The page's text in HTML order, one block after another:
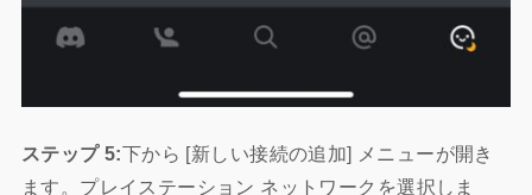
ステップ 5:下から [新しい接続の追加] メニューが開き
ます。プレイステーション ネットワークを選択しま